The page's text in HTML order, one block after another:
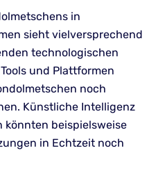
in
sieht vielversprechend
technologischen
und Plattformen
noch
Künstliche Intelligenz
könnten beispielsweise
in Echtzeit noch